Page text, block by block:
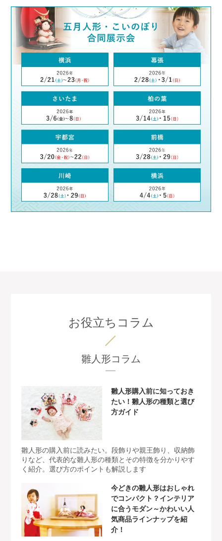
お役立ちコラム
雛人形コラム
雛人形購入前に知っておき
たい！雛人形の種類と選び
方ガイド
雛人形の購入前に読みたい。段飾りや親王飾り、収納飾
りなど、代表的な雛人形の種類とその特徴を分かりやす
く紹介。選び方のポイントも解説します
今どきの雛人形はおしゃれ
でコンパクト？インテリア
に合うモダン～かわいい人
気商品ラインナップを紹
介！